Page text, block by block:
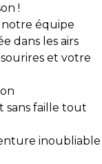
!
notre équipe
dans les airs
et votre
sans faille tout
inoubliable